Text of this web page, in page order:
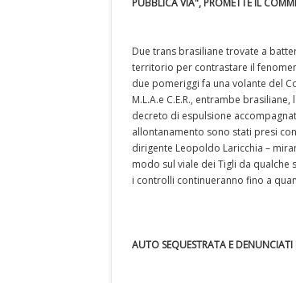
PUBBLICA VIA", PROMETTE IL
Due trans brasiliane trovate a
territorio per contrastare il
due pomeriggi fa una volante del
M.L.A.e C.E.R., entrambe
decreto di espulsione
allontanamento sono stati presi
dirigente Leopoldo Laricchia –
modo sul viale dei Tigli da
i controlli continueranno fino a
AUTO SEQUESTRATA E DENUNCIATI